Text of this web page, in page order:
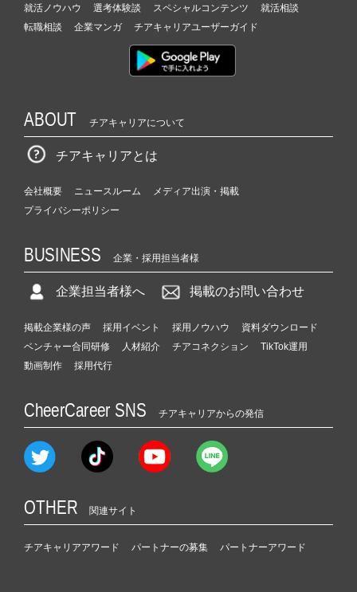
就活ノウハウ 選考体験談 スペシャルコンテンツ
就活相談
転職相談
企業マンガ チアキャリアユーザーガイド
ABOUT チアキャリアについて
チアキャリアとは
会社概要 ニュースルーム
メディア出演・掲載
プライバシーポリシー
BUSINESS 企業・採用担当者様
企業担当者様へ 掲載のお問い合わせ
掲載企業様の声 採用イベント 採用ノウハウ
資料ダウンロード
ベンチャー合同研修
人材紹介 チアコネクション
TikTok運用
動画制作
採用代行
CheerCareer SNS チアキャリアからの発信
OTHER 関連サイト
チアキャリアアワード パートナーの募集 パートナーアワード